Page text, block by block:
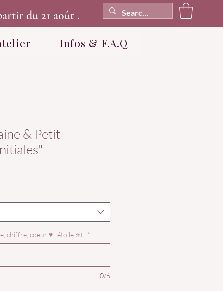
du 21 août .
Infos & F.A.Q
& Petit
chiffre, coeur ♥️ , étoile ⭐) : *
0/6